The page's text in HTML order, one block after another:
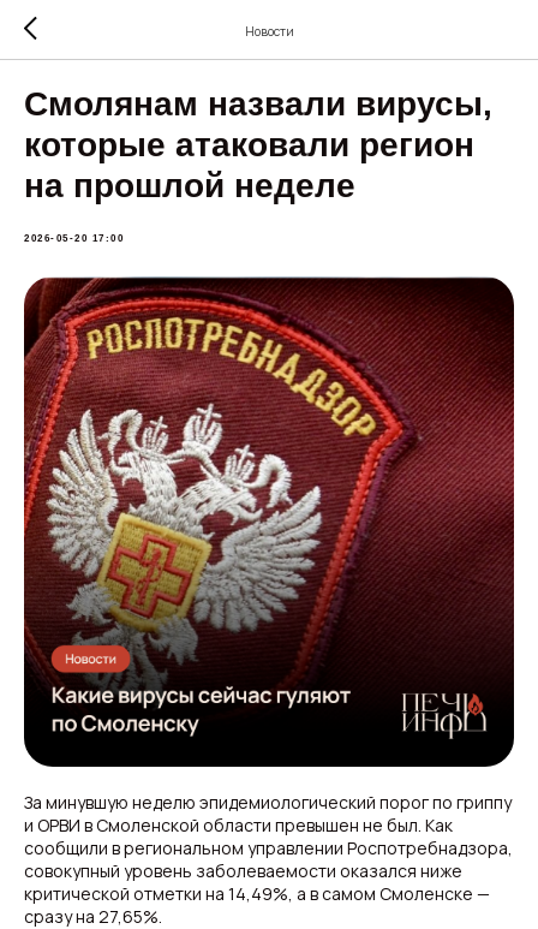
Новости
Смолянам назвали вирусы,
которые атаковали регион
на прошлой неделе
2026-05-20 17:00
За минувшую неделю эпидемиологический порог по гриппу
и ОРВИ в Смоленской области превышен не был. Как
сообщили в региональном управлении Роспотребнадзора,
совокупный уровень заболеваемости оказался ниже
критической отметки на 14,49%, а в самом Смоленске —
сразу на 27,65%.